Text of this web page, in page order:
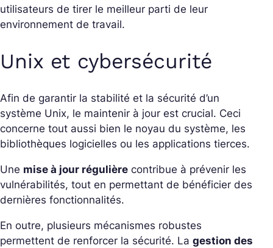
utilisateurs de tirer le meilleur parti de leur
environnement de travail.
Unix et cybersécurité
Afin de garantir la stabilité et la sécurité d’un
système Unix, le maintenir à jour est crucial. Ceci
concerne tout aussi bien le noyau du système, les
bibliothèques logicielles ou les applications tierces.
Une mise à jour régulière contribue à prévenir les
vulnérabilités, tout en permettant de bénéficier des
dernières fonctionnalités.
En outre, plusieurs mécanismes robustes
permettent de renforcer la sécurité. La gestion des